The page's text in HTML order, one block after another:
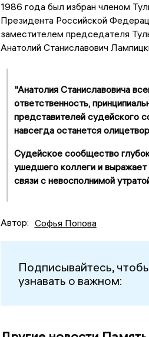
1986 года был избран членом
Президента Российской
заместителем председателя
Анатолий Станиславович
"Анатолия Станиславовича
ответственность,
представителей судейского
навсегда останется
Судейское сообщество
ушедшего коллеги и
связи с невосполнимой
Автор: Софья Попова
Подписывайтесь,
узнавать о важном: